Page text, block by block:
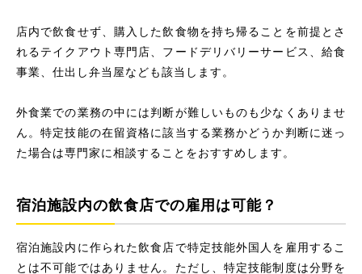
店内で飲食せず、購入した飲食物を持ち帰ることを前提とさ
れるテイクアウト専門店、フードデリバリーサービス、給食
事業、仕出し弁当屋なども該当します。
外食業での業務の中には判断が難しいものも少なくありませ
ん。特定技能の在留資格に該当する業務かどうか判断に迷っ
た場合は専門家に相談することをおすすめします。
宿泊施設内の飲食店での雇用は可能？
宿泊施設内に作られた飲食店で特定技能外国人を雇用するこ
とは不可能ではありません。ただし、特定技能制度は分野を